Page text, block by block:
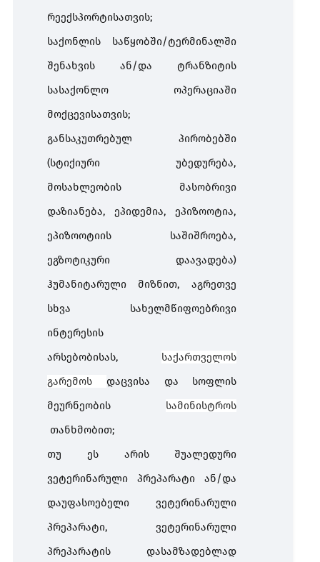
რეექსპორტისათვის;
საქონლის საწყობში/ტერმინალში
შენახვის ან/და ტრანზიტის
სასაქონლო ოპერაციაში
მოქცევისათვის;
განსაკუთრებულ პირობებში
(სტიქიური უბედურება,
მოსახლეობის მასობრივი
დაზიანება, ეპიდემია, ეპიზოოტია,
ეპიზოოტიის საშიშროება,
ეგზოტიკური დაავადება)
ჰუმანიტარული მიზნით, აგრეთვე
სხვა სახელმწიფოებრივი
ინტერესის
არსებობისას, საქართველოს
გარემოს დაცვისა და სოფლის
მეურნეობის
სამინისტროს
თანხმობით;
თუ ეს არის შუალედური
ვეტერინარული პრეპარატი ან/და
დაუფასოებელი ვეტერინარული
პრეპარატი, ვეტერინარული
პრეპარატის დასამზადებლად